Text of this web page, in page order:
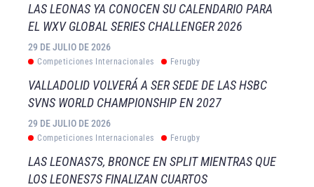
LAS LEONAS YA CONOCEN SU CALENDARIO PARA
EL WXV GLOBAL SERIES CHALLENGER 2026
29 DE JULIO DE 2026
Competiciones Internacionales Ferugby
VALLADOLID VOLVERÁ A SER SEDE DE LAS HSBC
SVNS WORLD CHAMPIONSHIP EN 2027
29 DE JULIO DE 2026
Competiciones Internacionales Ferugby
LAS LEONAS7S, BRONCE EN SPLIT MIENTRAS QUE
LOS LEONES7S FINALIZAN CUARTOS